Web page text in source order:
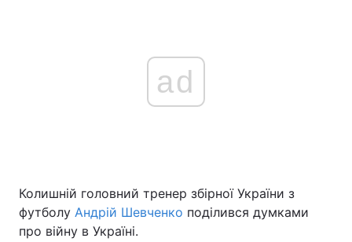
ad
Колишній головний тренер збірної України з
футболу Андрій Шевченко поділився думками
про війну в Україні.